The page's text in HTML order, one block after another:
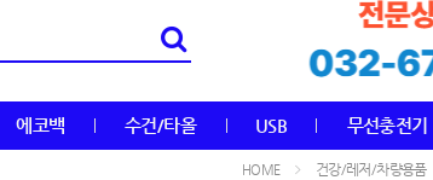
에코백 수건/타올 USB 무선충전기
HOME 건강/레저/차량용품